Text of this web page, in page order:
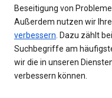
Beseitigung von
Außerdem nutzen wir
verbessern . Dazu zählt
Suchbegriffe am
wir die in unseren
verbessern können.